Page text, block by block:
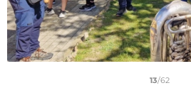
13/62